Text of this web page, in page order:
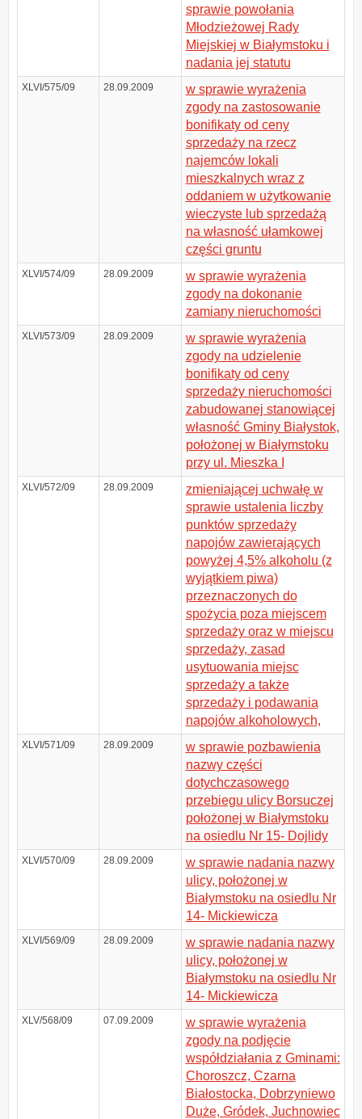
sprawie powołania
Młodzieżowej Rady
Miejskiej w Białymstoku i
nadania jej statutu
XLVI/575/09 28.09.2009
w sprawie wyrażenia
zgody na zastosowanie
bonifikaty od ceny
sprzedaży na rzecz
najemców lokali
mieszkalnych wraz z
oddaniem w użytkowanie
wieczyste lub sprzedażą
na własność ułamkowej
części gruntu
XLVI/574/09 28.09.2009
w sprawie wyrażenia
zgody na dokonanie
zamiany nieruchomości
XLVI/573/09 28.09.2009
w sprawie wyrażenia
zgody na udzielenie
bonifikaty od ceny
sprzedaży nieruchomości
zabudowanej stanowiącej
własność Gminy Białystok,
położonej w Białymstoku
przy ul. Mieszka I
XLVI/572/09 28.09.2009
zmieniającej uchwałę w
sprawie ustalenia liczby
punktów sprzedaży
napojów zawierających
powyżej 4,5% alkoholu (z
wyjątkiem piwa)
przeznaczonych do
spożycia poza miejscem
sprzedaży oraz w miejscu
sprzedaży, zasad
usytuowania miejsc
sprzedaży a także
sprzedaży i podawania
napojów alkoholowych,
XLVI/571/09 28.09.2009
w sprawie pozbawienia
nazwy części
dotychczasowego
przebiegu ulicy Borsuczej
położonej w Białymstoku
na osiedlu Nr 15- Dojlidy
XLVI/570/09 28.09.2009
w sprawie nadania nazwy
ulicy, położonej w
Białymstoku na osiedlu Nr
14- Mickiewicza
XLVI/569/09 28.09.2009
w sprawie nadania nazwy
ulicy, położonej w
Białymstoku na osiedlu Nr
14- Mickiewicza
XLV/568/09 07.09.2009
w sprawie wyrażenia
zgody na podjęcie
współdziałania z Gminami:
Choroszcz, Czarna
Białostocka, Dobrzyniewo
Duże, Gródek, Juchnowiec